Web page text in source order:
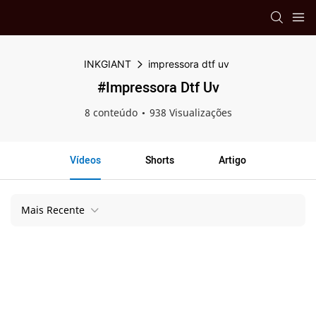
INKGIANT impressora dtf uv
#impressora Dtf Uv
8 conteúdo 938 Visualizações
Vídeos Shorts Artigo
Mais Recente